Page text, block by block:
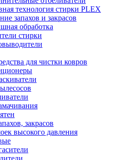
технология стирки PLEX
запахов и закрасов
обработка
стирки
для чистки ковров
закрасов
высокого давления